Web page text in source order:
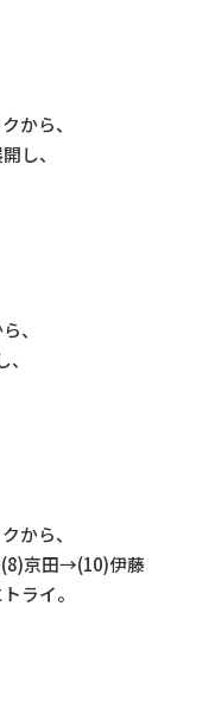
から、
し、
、
から、
京田→(10)伊藤
ライ。